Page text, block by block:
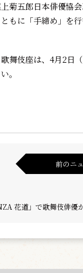
菊五郎日本俳優協
もに「手締め」を
舞伎座は、4月2日
。
前のニ
花道」で歌舞伎俳優